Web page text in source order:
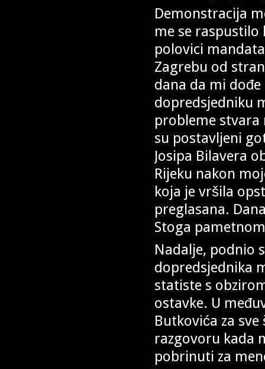
Demonstracija
me se
polovici
Zagrebu od
dana da mi
dopredsjedniku
probleme stvara
su postavljeni
Josipa Bilavera
Rijeku nakon
koja je vršila
preglasana.
Stoga
Nadalje, podnio
dopredsjednika
statiste s
ostavke. U
Butkovića za
razgovoru kada
pobrinuti za